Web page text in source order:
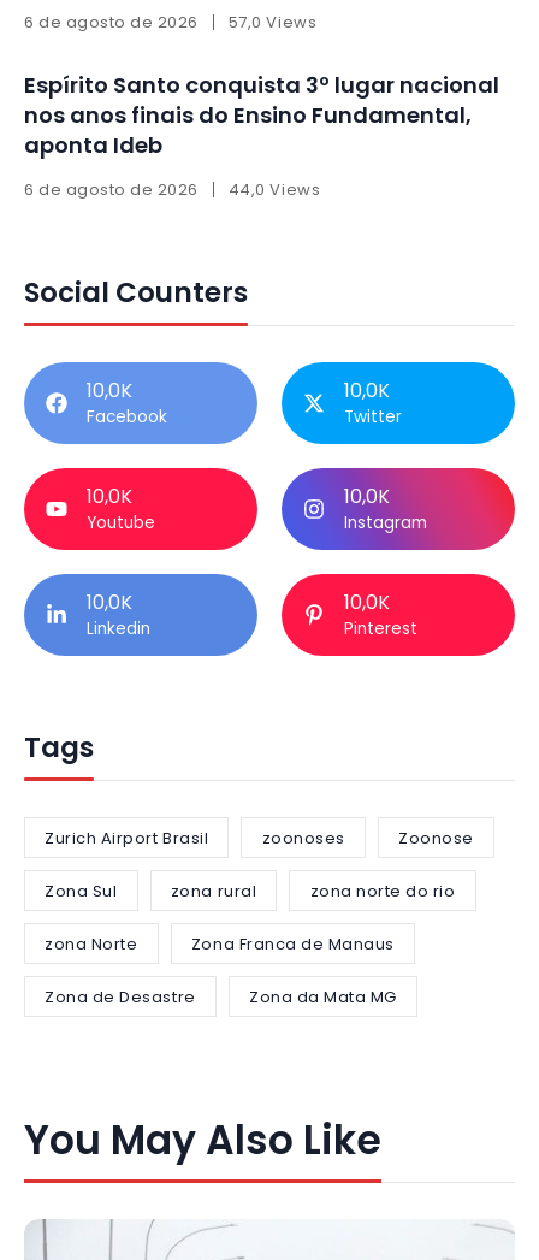
6 de agosto de 2026 57,0 Views
Espírito Santo conquista 3º lugar nacional
nos anos finais do Ensino Fundamental,
aponta Ideb
6 de agosto de 2026 44,0 Views
Social Counters
10,0K
Facebook
10,0K
Twitter
10,0K
Youtube
10,0K
Instagram
10,0K
Linkedin
10,0K
Pinterest
Tags
Zurich Airport Brasil zoonoses Zoonose
Zona Sul zona rural zona norte do rio
zona Norte Zona Franca de Manaus
Zona de Desastre Zona da Mata MG
You May Also Like